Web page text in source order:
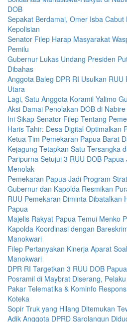
DOB
Sepakat Berdamai, Omer Isba Cabut
Kepolisian
Senator Filep Harap Masyarakat
Pemilu
Gubernur Lukas Undang Presiden
Dibahas
Anggota Baleg DPR RI Usulkan
Utara
Lagi, Satu Anggota Koramil Yalimo
Aksi Damai Penolakan DOB di
Ini Sikap Senator Filep Tentang
Haris Tahir: Desa Digital Optimalkan
Ketua Tim Pemekaran Papua Barat
Kejagung Tetapkan Satu Tersangka
Paripurna Setujui 3 RUU DOB
Menolak
Pemekaran Papua Jadi Program
Gubernur dan Kapolda Resmikan
RUU Pemekaran Diminta Dibatalkan
Papua
Majelis Rakyat Papua Temui Menko
Kapolda Koordinasi dengan
Manokwari
Filep Pertanyakan Kinerja Aparat
Manokwari
DPR RI Targetkan 3 RUU DOB
Posramil di Maybrat Diserang,
Pakar Telematika & Kominfo
Koteka
Sopir Truk yang Hilang Ditemukan
Adik Anggota DPRD Sarolangun